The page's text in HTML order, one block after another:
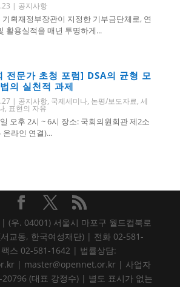
| 공지사항
획재정부장관이 지정한 기부금단체로, 연
활용실적을 매년 투명하게...
전문가 초청 포럼] DSA의 균형 모
의 실천적 과제
| 공지사항, 국제세미나, 논평/보도자료, 세
, 표현의 자유
오후 2시 ~ 6시 장소: 국회의원회관 제2소
라인 연결)...
(우. 04001) 서울시 마포구 월드컵북로
교동, 한국여성재단) | 전화 02-581-
스 02-581-1642 | 법률상담:
| master@opennet.or.kr | 사업자
(대표 강정수) | 별도 표시가 없는